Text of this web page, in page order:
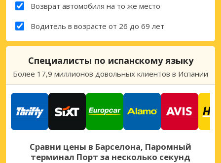
Возврат автомобиля на то же место
Водитель в возрасте от 26 до 69 лет
Специалисты по испанскому языку
Более 17,9 миллионов довольных клиентов в Испании
Сравни цены в Барселона, Паромный
терминал Порт за несколько секунд